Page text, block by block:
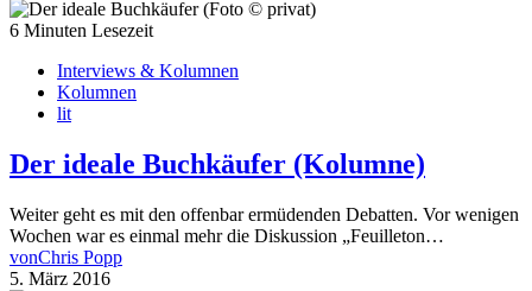
6 Minuten Lesezeit
Interviews & Kolumnen
Kolumnen
lit
Der ideale Buchkäufer (Kolumne)
Weiter geht es mit den offenbar ermüdenden Debatten. Vor wenigen
Wochen war es einmal mehr die Diskussion „Feuilleton…
vonChris Popp
5. März 2016